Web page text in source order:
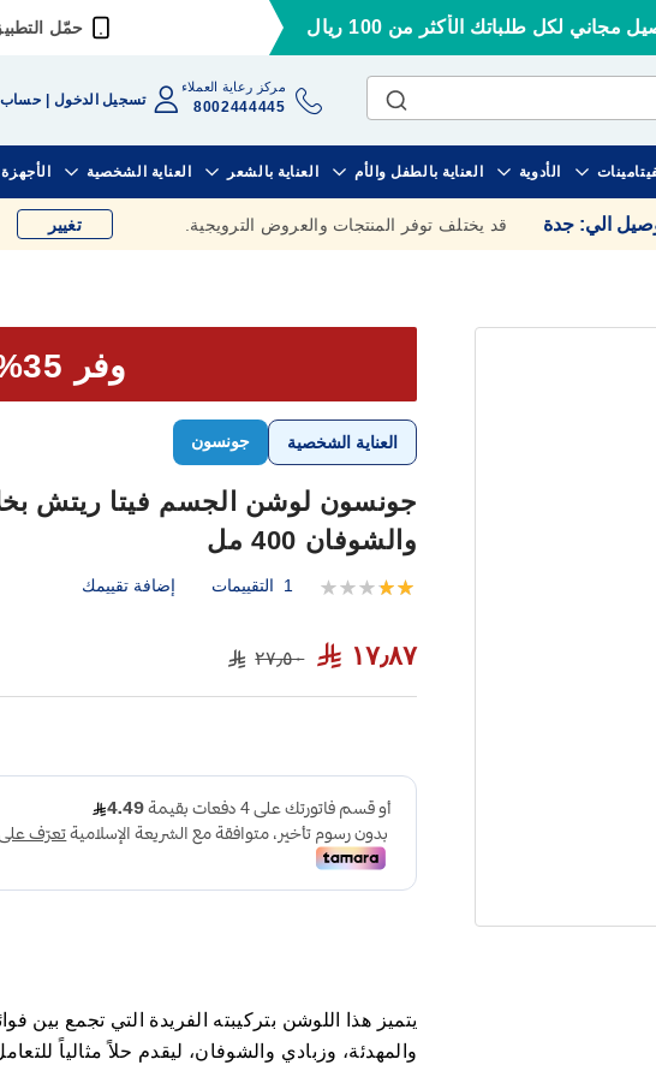
مجاني لكل طلباتك الأكثر من 100 ريال حمّل
مركز رعاية العملاء
8002444445 تسجيل الدخول حساب
الأدوية العناية بالطفل والأم العناية بالشعر العناية الشخصية
الي: جدة قد يختلف توفر المنتجات والعروض الترويجية. تغيير
وفر 35%
العناية الشخصية جونسون
جونسون لوشن الجسم فيتا ريتش
والشوفان 400 مل
تقييم:
1 التقييمات إضافة تقييمك
١٧٫٨٧ ٢٧٫٥٠
يتميز هذا اللوشن بتركيبته الفريدة التي تجمع بين
والمهدئة، وزبادي والشوفان، ليقدم حلاً مثالياً